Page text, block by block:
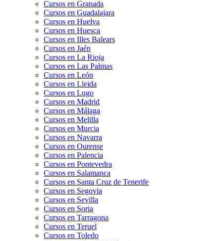
Cursos en Granada
Cursos en Guadalajara
Cursos en Huelva
Cursos en Huesca
Cursos en Illes Balears
Cursos en Jaén
Cursos en La Rioja
Cursos en Las Palmas
Cursos en León
Cursos en Lleida
Cursos en Lugo
Cursos en Madrid
Cursos en Málaga
Cursos en Melilla
Cursos en Murcia
Cursos en Navarra
Cursos en Ourense
Cursos en Palencia
Cursos en Pontevedra
Cursos en Salamanca
Cursos en Santa Cruz de Tenerife
Cursos en Segovia
Cursos en Sevilla
Cursos en Soria
Cursos en Tarragona
Cursos en Teruel
Cursos en Toledo